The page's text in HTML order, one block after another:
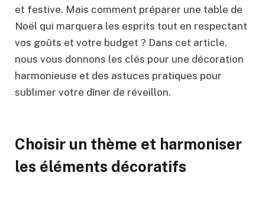
et festive. Mais comment préparer une table de
Noël qui marquera les esprits tout en respectant
vos goûts et votre budget ? Dans cet article,
nous vous donnons les clés pour une décoration
harmonieuse et des astuces pratiques pour
sublimer votre dîner de réveillon.
Choisir un thème et harmoniser
les éléments décoratifs